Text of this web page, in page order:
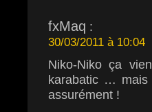
fxMaq :
30/03/2011 à 10:04
Niko-Niko ça
karabatic … mais
assurément !